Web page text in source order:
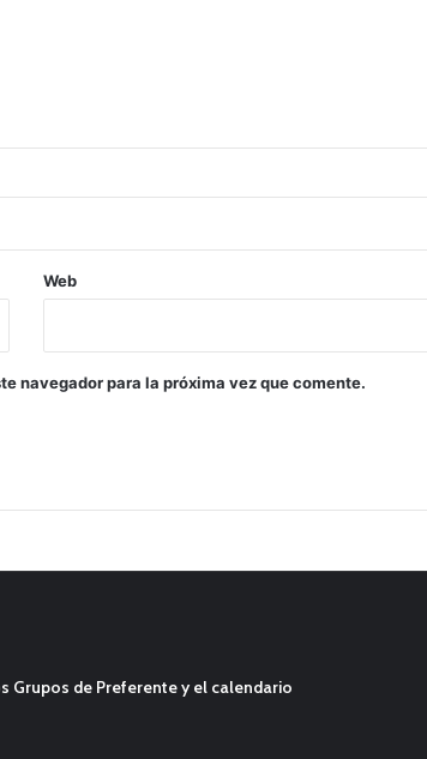
Web
navegador para la próxima vez que comente.
Grupos de Preferente y el calendario